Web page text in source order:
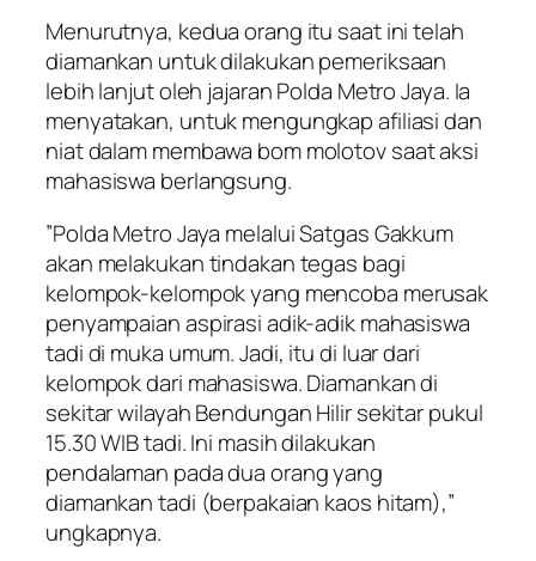
Menurutnya, kedua orang itu saat ini telah
diamankan untuk dilakukan pemeriksaan
lebih lanjut oleh jajaran Polda Metro Jaya. Ia
menyatakan, untuk mengungkap afiliasi dan
niat dalam membawa bom molotov saat aksi
mahasiswa berlangsung.
”Polda Metro Jaya melalui Satgas Gakkum
akan melakukan tindakan tegas bagi
kelompok-kelompok yang mencoba merusak
penyampaian aspirasi adik-adik mahasiswa
tadi di muka umum. Jadi, itu di luar dari
kelompok dari mahasiswa. Diamankan di
sekitar wilayah Bendungan Hilir sekitar pukul
15.30 WIB tadi. Ini masih dilakukan
pendalaman pada dua orang yang
diamankan tadi (berpakaian kaos hitam),”
ungkapnya.